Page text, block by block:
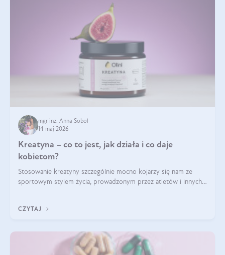
mgr inż. Anna Sobol
14 maj 2026
Kreatyna – co to jest, jak działa i co daje
kobietom?
Stosowanie kreatyny szczególnie mocno kojarzy się nam ze
sportowym stylem życia, prowadzonym przez atletów i innych
zwiększa masę
CZYTAJ